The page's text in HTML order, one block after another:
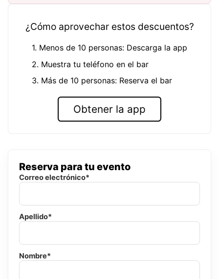
¿Cómo aprovechar estos descuentos?
1. Menos de 10 personas: Descarga la app
2. Muestra tu teléfono en el bar
3. Más de 10 personas: Reserva el bar
Obtener la app
Reserva para tu evento
Correo electrónico*
Apellido*
Nombre*